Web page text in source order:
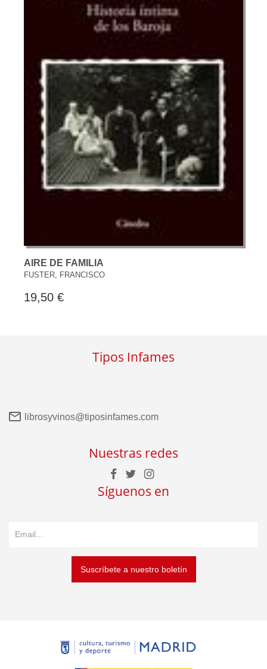
AIRE DE FAMILIA
FUSTER, FRANCISCO
19,50 €
Tipos Infames
librosyvinos@tiposinfames.com
Nuestras redes
Síguenos en
Suscríbete a nuestro boletín